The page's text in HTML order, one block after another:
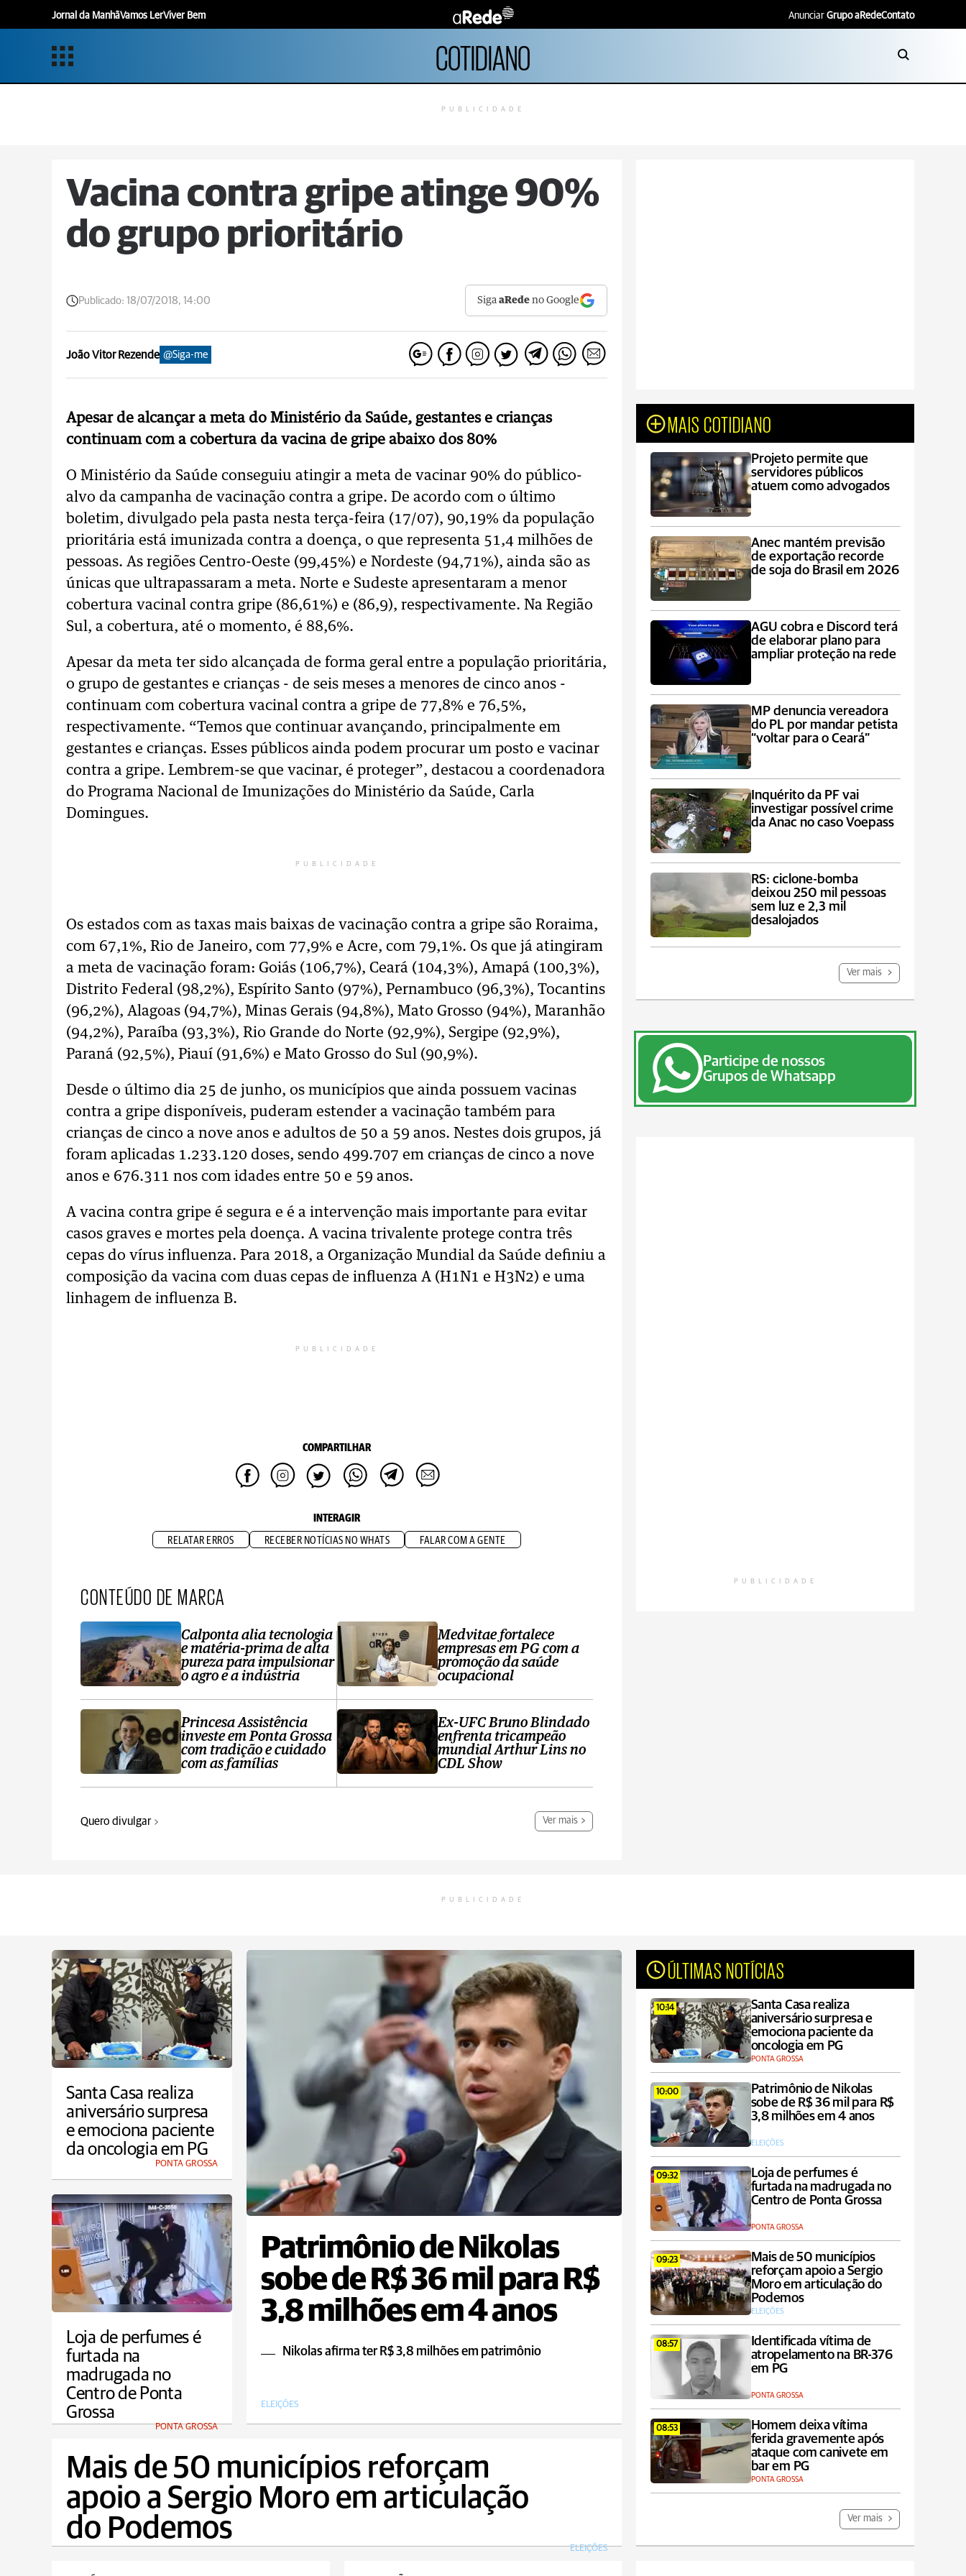
Jornal da ManhãVamos LerViver Bem Anunciar Grupo aRedeContato
COTIDIANO
PUBLICIDADE
Vacina contra gripe atinge 90%
do grupo prioritário
Publicado: 18/07/2018, 14:00 SigaaRede no Google
João Vitor Rezende @Siga-me
Apesar de alcançar a meta do Ministério da Saúde, gestantes e crianças
continuam com a cobertura da vacina de gripe abaixo dos 80%
O Ministério da Saúde conseguiu atingir a meta de vacinar 90% do público-
alvo da campanha de vacinação contra a gripe. De acordo com o último
boletim, divulgado pela pasta nesta terça-feira (17/07), 90,19% da população
prioritária está imunizada contra a doença, o que representa 51,4 milhões de
pessoas. As regiões Centro-Oeste (99,45%) e Nordeste (94,71%), ainda são as
únicas que ultrapassaram a meta. Norte e Sudeste apresentaram a menor
cobertura vacinal contra gripe (86,61%) e (86,9), respectivamente. Na Região
Sul, a cobertura, até o momento, é 88,6%.
Apesar da meta ter sido alcançada de forma geral entre a população prioritária,
o grupo de gestantes e crianças - de seis meses a menores de cinco anos -
continuam com cobertura vacinal contra a gripe de 77,8% e 76,5%,
respectivamente. “Temos que continuar avançando, principalmente em
gestantes e crianças. Esses públicos ainda podem procurar um posto e vacinar
contra a gripe. Lembrem-se que vacinar, é proteger”, destacou a coordenadora
do Programa Nacional de Imunizações do Ministério da Saúde, Carla
Domingues.
PUBLICIDADE
Os estados com as taxas mais baixas de vacinação contra a gripe são Roraima,
com 67,1%, Rio de Janeiro, com 77,9% e Acre, com 79,1%. Os que já atingiram
a meta de vacinação foram: Goiás (106,7%), Ceará (104,3%), Amapá (100,3%),
Distrito Federal (98,2%), Espírito Santo (97%), Pernambuco (96,3%), Tocantins
(96,2%), Alagoas (94,7%), Minas Gerais (94,8%), Mato Grosso (94%), Maranhão
(94,2%), Paraíba (93,3%), Rio Grande do Norte (92,9%), Sergipe (92,9%),
Paraná (92,5%), Piauí (91,6%) e Mato Grosso do Sul (90,9%).
Desde o último dia 25 de junho, os municípios que ainda possuem vacinas
contra a gripe disponíveis, puderam estender a vacinação também para
crianças de cinco a nove anos e adultos de 50 a 59 anos. Nestes dois grupos, já
foram aplicadas 1.233.120 doses, sendo 499.707 em crianças de cinco a nove
anos e 676.311 nos com idades entre 50 e 59 anos.
A vacina contra gripe é segura e é a intervenção mais importante para evitar
casos graves e mortes pela doença. A vacina trivalente protege contra três
cepas do vírus influenza. Para 2018, a Organização Mundial da Saúde definiu a
composição da vacina com duas cepas de influenza A (H1N1 e H3N2) e uma
linhagem de influenza B.
PUBLICIDADE
COMPARTILHAR
INTERAGIR
RELATAR ERROS RECEBER NOTÍCIAS NO WHATS FALAR COM A GENTE
CONTEÚDO DE MARCA
Calponta alia tecnologia
e matéria-prima de alta
pureza para impulsionar
o agro e a indústria
Princesa Assistência
investe em Ponta Grossa
com tradição e cuidado
com as famílias
Medvitae fortalece
empresas em PG com a
promoção da saúde
ocupacional
Ex-UFC Bruno Blindado
enfrenta tricampeão
mundial Arthur Lins no
CDL Show
Quero divulgar Ver mais
MAIS COTIDIANO
Projeto permite que
servidores públicos
atuem como advogados
Anec mantém previsão
de exportação recorde
de soja do Brasil em 2026
AGU cobra e Discord terá
de elaborar plano para
ampliar proteção na rede
MP denuncia vereadora
do PL por mandar petista
“voltar para o Ceará”
Inquérito da PF vai
investigar possível crime
da Anac no caso Voepass
RS: ciclone-bomba
deixou 250 mil pessoas
sem luz e 2,3 mil
desalojados
Ver mais
Participe de nossos
Grupos de Whatsapp
PUBLICIDADE
PUBLICIDADE
Santa Casa realiza
aniversário surpresa
e emociona paciente
da oncologia em PG
PONTA GROSSA
Patrimônio de Nikolas
sobe de R$ 36 mil para R$
3,8 milhões em 4 anos
Nikolas afirma ter R$ 3,8 milhões em patrimônio
ELEIÇÕES
ÚLTIMAS NOTÍCIAS
10:14
Santa Casa realiza
aniversário surpresa e
emociona paciente da
oncologia em PG
PONTA GROSSA
10:00
Patrimônio de Nikolas
sobe de R$ 36 mil para R$
3,8 milhões em 4 anos
ELEIÇÕES
09:32
Loja de perfumes é
furtada na madrugada no
Centro de Ponta Grossa
PONTA GROSSA
09:23
Mais de 50 municípios
reforçam apoio a Sergio
Moro em articulação do
Podemos
ELEIÇÕES
08:57
Identificada vítima de
atropelamento na BR-376
em PG
PONTA GROSSA
08:53
Homem deixa vítima
ferida gravemente após
ataque com canivete em
bar em PG
PONTA GROSSA
Ver mais
Loja de perfumes é
furtada na
madrugada no
Centro de Ponta
Grossa
PONTA GROSSA
Mais de 50 municípios reforçam
apoio a Sergio Moro em articulação
do Podemos
ELEIÇÕES